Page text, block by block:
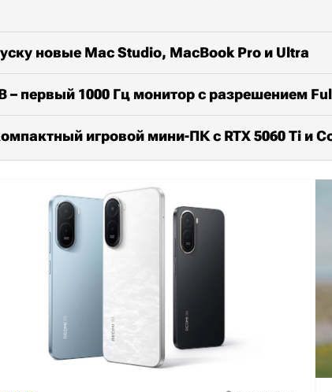
новые Mac Studio, MacBook Pro и Ultra
– первый 1000 Гц монитор с разрешением
игровой мини-ПК с RTX 5060 Ti и